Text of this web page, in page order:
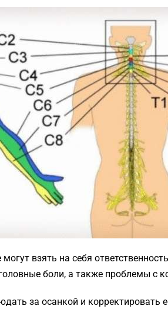
взять на себя
боли, а также проблемы с
за осанкой и корректировать